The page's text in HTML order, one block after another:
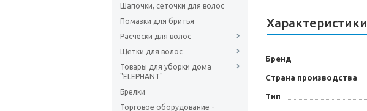
Шапочки, сеточки для волос
Помазки для бритья
Расчески для волос
Щетки для волос
Товары для уборки дома
"ELEPHANT"
Брелки
Торговое оборудование -
Характеристики
Бренд
Страна производства
Тип